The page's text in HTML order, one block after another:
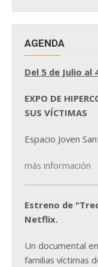
AGENDA
Del 5 de Julio al
EXPO DE
SUS VÍCTIMAS
Espacio Joven
más información
Estreno de
Netflix.
Un documental
familias víctimas